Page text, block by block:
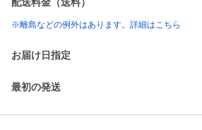
※離島などの例外はあります。詳細はこちら
お届け日指定
最初の発送